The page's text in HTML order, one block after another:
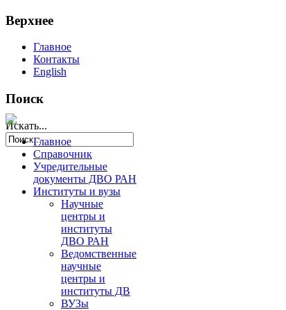
Верхнее
Главное
Контакты
English
Поиск
Искать...
Главное
Справочник
Учредительные
документы ДВО РАН
Институты и вузы
Научные
центры и
институты
ДВО РАН
Ведомственные
научные
центры и
институты ДВ
ВУЗы